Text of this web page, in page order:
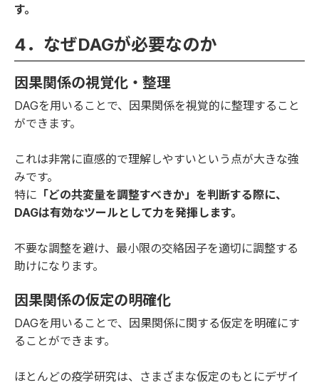
す。
4．なぜDAGが必要なのか
因果関係の視覚化・整理
DAGを用いることで、因果関係を視覚的に整理すること
ができます。
これは非常に直感的で理解しやすいという点が大きな強
みです。
特に 「どの共変量を調整すべきか」を判断する際に、
DAGは有効なツールとして力を発揮します。
不要な調整を避け、最小限の交絡因子を適切に調整する
助けになります。
因果関係の仮定の明確化
DAGを用いることで、因果関係に関する仮定を明確にす
ることができます。
ほとんどの疫学研究は、さまざまな仮定のもとにデザイ